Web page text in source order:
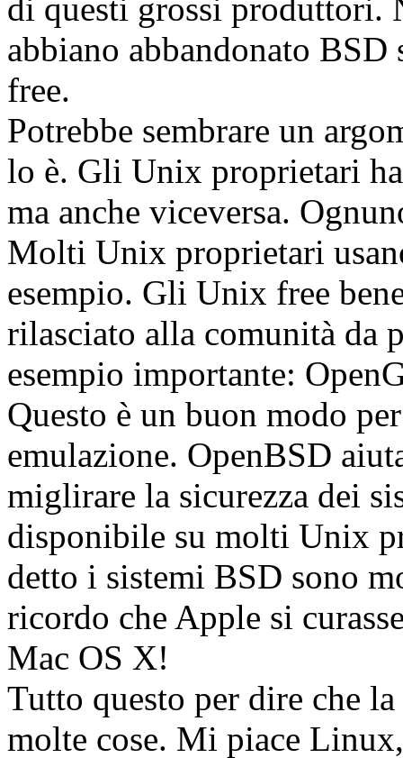
di questi grossi produttori.
abbiano abbandonato
free.
Potrebbe sembrare un
lo è. Gli Unix proprietari
ma anche viceversa.
Molti Unix proprietari
esempio. Gli Unix free
rilasciato alla comunità da
esempio importante:
Questo è un buon modo
emulazione. OpenBSD
miglirare la sicurezza dei
disponibile su molti Unix
detto i sistemi BSD sono
ricordo che Apple si
Mac OS X!
Tutto questo per dire che
molte cose. Mi piace